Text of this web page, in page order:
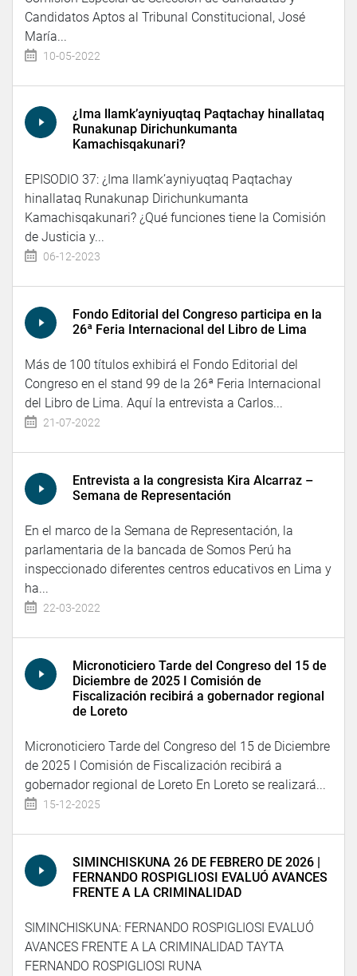
Candidatos Aptos al Tribunal Constitucional, José
María...
10-05-2022
¿Ima llamk’ayniyuqtaq Paqtachay hinallataq
Runakunap Dirichunkumanta
Kamachisqakunari?
EPISODIO 37: ¿Ima llamk’ayniyuqtaq Paqtachay
hinallataq Runakunap Dirichunkumanta
Kamachisqakunari? ¿Qué funciones tiene la Comisión
de Justicia y...
06-12-2023
Fondo Editorial del Congreso participa en la
26ª Feria Internacional del Libro de Lima
Más de 100 títulos exhibirá el Fondo Editorial del
Congreso en el stand 99 de la 26ª Feria Internacional
del Libro de Lima. Aquí la entrevista a Carlos...
21-07-2022
Entrevista a la congresista Kira Alcarraz –
Semana de Representación
En el marco de la Semana de Representación, la
parlamentaria de la bancada de Somos Perú ha
inspeccionado diferentes centros educativos en Lima y
ha...
22-03-2022
Micronoticiero Tarde del Congreso del 15 de
Diciembre de 2025 I Comisión de
Fiscalización recibirá a gobernador regional
de Loreto
Micronoticiero Tarde del Congreso del 15 de Diciembre
de 2025 I Comisión de Fiscalización recibirá a
gobernador regional de Loreto En Loreto se realizará...
15-12-2025
SIMINCHISKUNA 26 DE FEBRERO DE 2026 |
FERNANDO ROSPIGLIOSI EVALUÓ AVANCES
FRENTE A LA CRIMINALIDAD
SIMINCHISKUNA: FERNANDO ROSPIGLIOSI EVALUÓ
AVANCES FRENTE A LA CRIMINALIDAD TAYTA
FERNANDO ROSPIGLIOSI RUNA